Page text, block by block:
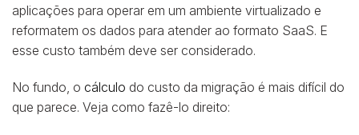
aplicações para operar em um ambiente virtualizado e
reformatem os dados para atender ao formato SaaS. E
esse custo também deve ser considerado.
No fundo, o cálculo do custo da migração é mais difícil do
que parece. Veja como fazê-lo direito: